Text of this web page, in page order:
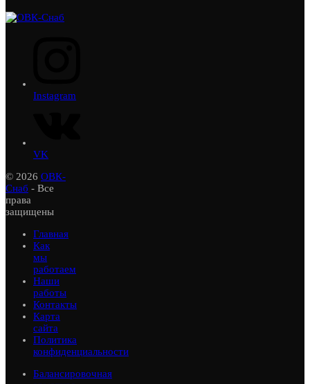
Instagram
VK
© 2026 ОВК-
Снаб - Все
права
защищены
Главная
Как
мы
работаем
Наши
работы
Контакты
Карта
сайта
Политика
конфиденциальности
Балансировочная